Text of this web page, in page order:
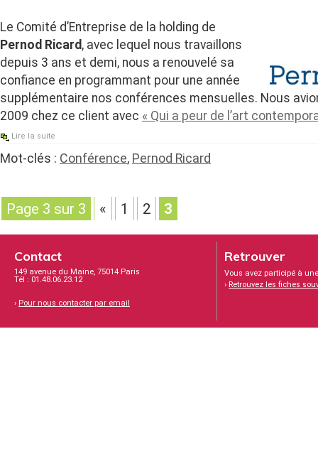
Le Comité d’Entreprise de la holding de
Pernod Ricard , avec lequel nous travaillons
depuis 3 ans et demi, nous a renouvelé sa
confiance en programmant pour une année
supplémentaire nos conférences mensuelles. Nous
2009 chez ce client avec « Qui a peur de l’art
Lire la suite
Mot-clés : Conférence, Pernod Ricard
Page 3 sur 3 « 1 2 3
Contact
149 avenue du Maine, 75014 Paris
Tél : 01.48.06.23.12
› Pour nous contacter par email
Retrouver
Vous avez participé à
› Retrouvez les fiches